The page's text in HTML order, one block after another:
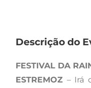
Descrição do
FESTIVAL DA
ESTREMOZ – Irá